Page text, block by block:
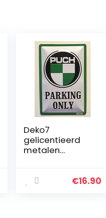
Deko7
gelicentieerd
metalen
30×20 cm
€16.90